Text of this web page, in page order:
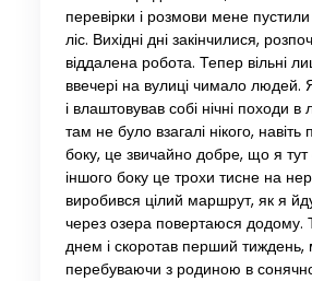
перевірки і розмови мене пустили
ліс. Вихідні дні закінчилися,
віддалена робота. Тепер вільні
ввечері на вулиці чимало людей.
і влаштовував собі нічні походи в
там не було взагалі нікого, навіть
боку, це звичайно добре, що я
іншого боку це трохи тисне на
виробився цілий маршрут, як я
через озера повертаюся додому.
днем ​​і скоротав перший
перебуваючи з родиною в